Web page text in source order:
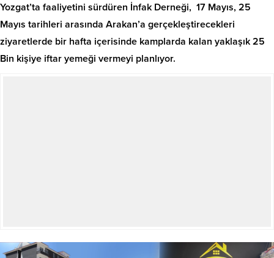
Yozgat’ta faaliyetini sürdüren İnfak Derneği, 17 Mayıs, 25
Mayıs tarihleri arasında Arakan’a gerçekleştirecekleri
ziyaretlerde bir hafta içerisinde kamplarda kalan yaklaşık 25
Bin kişiye iftar yemeği vermeyi planlıyor.